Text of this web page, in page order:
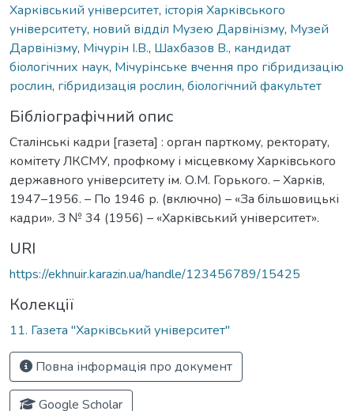
Харківський університет, історія Харківського
університету, новий відділ Музею Дарвінізму, Музей
Дарвінізму, Мічурін І.В., Шахбазов В., кандидат
біологічних наук, Мічурінське вчення про гібридизацію
рослин, гібридизація рослин, біологічний факультет
Бібліографічний опис
Сталінські кадри [газета] : орган парткому, ректорату,
комітету ЛКСМУ, профкому і місцевкому Харківського
державного університету ім. О.М. Горького. – Харків,
1947–1956. – По 1946 р. (включно) – «За більшовицькі
кадри». З № 34 (1956) – «Харківський університет».
URI
https://ekhnuir.karazin.ua/handle/123456789/15425
Колекції
11. Газета "Харківський університет"
Повна інформація про документ
Google Scholar